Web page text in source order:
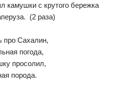
камушки с крутого бережка
(2 раза)
про Сахалин,
погода,
просолил,
порода.